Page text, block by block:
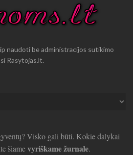
naudoti be administracijos sutikimo
Rasytojas.lt.
Visko gali būti. Kokie dalykai
šiamevyriškame žurnale.